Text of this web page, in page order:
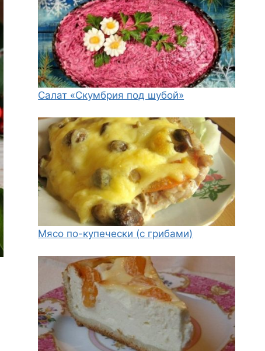
Салат «Скумбрия под шубой»
Мясо по-купечески (с грибами)